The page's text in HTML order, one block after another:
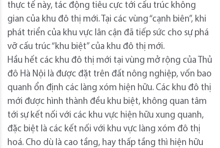
thực tế này, tác động tiêu cực tới cấu trúc không
gian của khu đô thị mới. Tại các vùng “cạnh biên”, khi
phát triển của khu vực lân cận đã tiếp sức cho sự phá
vỡ cấu trúc “khu biệt” của khu đô thị mới.
Hầu hết các khu đô thị mới tại vùng mở rộng của Thủ
đô Hà Nội là được đặt trên đất nông nghiệp, vốn bao
quanh ổn định các làng xóm hiện hữu. Các khu đô thị
mới được hình thành đều khu biệt, không quan tâm
tới sự kết nối với các khu vực hiện hữu xung quanh,
đặc biệt là các kết nối với khu vực làng xóm đô thị
hoá. Cho dù là cao tầng, hay thấp tầng thì hiện hữu